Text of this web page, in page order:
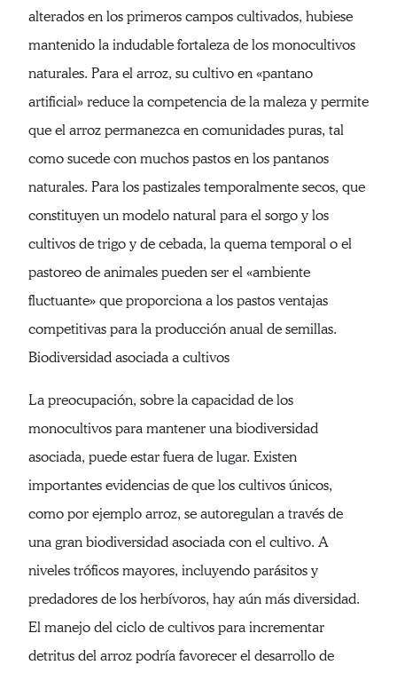
alterados en los primeros campos cultivados, hubiese
mantenido la indudable fortaleza de los monocultivos
naturales. Para el arroz, su cultivo en «pantano
artificial» reduce la competencia de la maleza y permite
que el arroz permanezca en comunidades puras, tal
como sucede con muchos pastos en los pantanos
naturales. Para los pastizales temporalmente secos, que
constituyen un modelo natural para el sorgo y los
cultivos de trigo y de cebada, la quema temporal o el
pastoreo de animales pueden ser el «ambiente
fluctuante» que proporciona a los pastos ventajas
competitivas para la producción anual de semillas.
Biodiversidad asociada a cultivos
La preocupación, sobre la capacidad de los
monocultivos para mantener una biodiversidad
asociada, puede estar fuera de lugar. Existen
importantes evidencias de que los cultivos únicos,
como por ejemplo arroz, se autoregulan a través de
una gran biodiversidad asociada con el cultivo. A
niveles tróficos mayores, incluyendo parásitos y
predadores de los herbívoros, hay aún más diversidad.
El manejo del ciclo de cultivos para incrementar
detritus del arroz podría favorecer el desarrollo de